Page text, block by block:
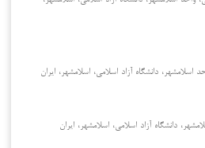
اسلامشهر، دانشگاه آزاد اسلامی، اسلامشهر، ایران
دانشگاه آزاد اسلامی، اسلامشهر، ایران